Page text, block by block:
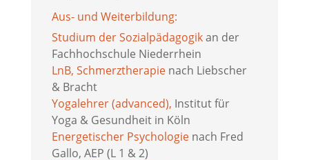
Aus- und Weiterbildung:
Studium der Sozialpädagogikan der
Fachhochschule Niederrhein
LnB, Schmerztherapienach Liebscher
& Bracht
Yogalehrer (advanced), Institut für
Yoga & Gesundheit in Köln
Energetischer Psychologienach Fred
Gallo, AEP (L 1 & 2)